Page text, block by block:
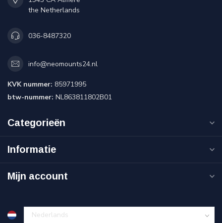
the Netherlands
036-8487320
info@neomounts24.nl
KVK nummer: 85971995
btw-nummer: NL863811802B01
Categorieën
Informatie
Mijn account